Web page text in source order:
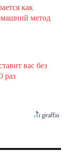
как
метод
вас без
раз